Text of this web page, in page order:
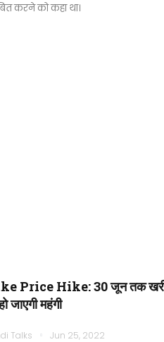
करने को कहा था।
Price Hike: 30 जून तक
जाएगी महंगी
Talks Jun 25, 2022